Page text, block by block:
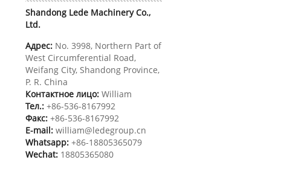
Shandong Lede Machinery Co.,
Ltd.
Адрес: No. 3998, Northern Part of
West Circumferential Road,
Weifang City, Shandong Province,
P. R. China
Контактное лицо: William
Тел.: +86-536-8167992
Факс: +86-536-8167992
E-mail: william@ledegroup.cn
Whatsapp: +86-18805365079
Wechat: 18805365080